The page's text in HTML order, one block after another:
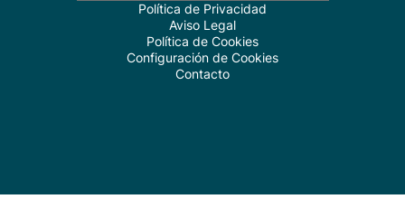
Política de Privacidad
Aviso Legal
Política de Cookies
Configuración de Cookies
Contacto